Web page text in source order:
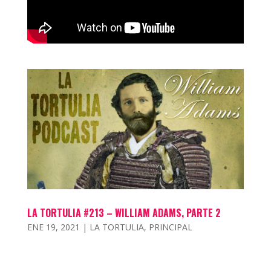
LA TORTULIA #213 – WILLIAM ADAMS, PARTE 2
ENE 19, 2021 | LA TORTULIA, PRINCIPAL